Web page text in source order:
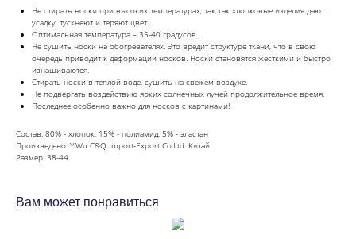
Не стирать носки при высоких температурах, так как хлопковые изделия дают
усадку, тускнеют и теряют цвет.
Оптимальная температура – 35-40 градусов.
Не сушить носки на обогревателях. Это вредит структуре ткани, что в свою
очередь приводит к деформации носков. Носки становятся жесткими и быстро
изнашиваются.
Стирать носки в теплой воде, сушить на свежем воздухе.
Не подвергать воздействию ярких солнечных лучей продолжительное время.
Последнее особенно важно для носков с картинами!
Состав: 80% - хлопок, 15% - полиамид, 5% - эластан
Произведено: YiWu C&Q Import-Export Co.Ltd. Китай
Размер: 38-44
Вам может понравиться